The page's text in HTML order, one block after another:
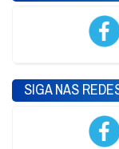
SIGA NAS